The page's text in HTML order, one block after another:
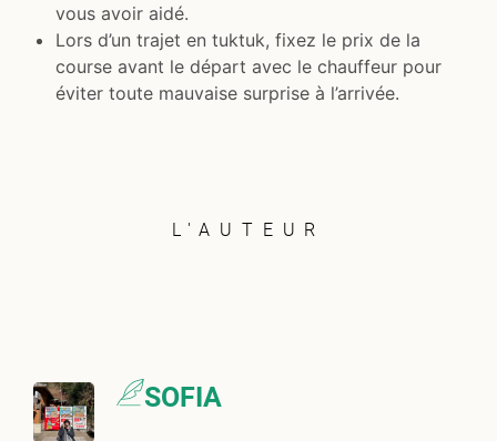
vous avoir aidé.
Lors d’un trajet en tuktuk, fixez le prix de la
course avant le départ avec le chauffeur pour
éviter toute mauvaise surprise à l’arrivée.
L'AUTEUR
SOFIA